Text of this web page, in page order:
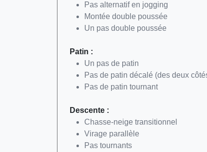
Pas alternatif en jogging
Montée double poussée
Un pas double poussée
Patin :
Un pas de patin
Pas de patin décalé (des deux
Pas de patin tournant
Descente :
Chasse-neige transitionnel
Virage parallèle
Pas tournants